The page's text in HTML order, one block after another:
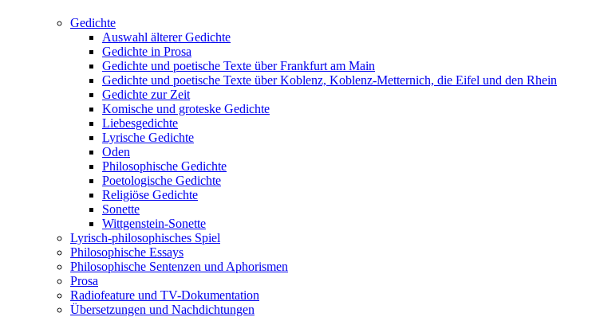
Gedichte
Auswahl älterer Gedichte
Gedichte in Prosa
Gedichte und poetische Texte über Frankfurt am Main
Gedichte und poetische Texte über Koblenz, Koblenz-Metternich, die Eifel und den Rhein
Gedichte zur Zeit
Komische und groteske Gedichte
Liebesgedichte
Lyrische Gedichte
Oden
Philosophische Gedichte
Poetologische Gedichte
Religiöse Gedichte
Sonette
Wittgenstein-Sonette
Lyrisch-philosophisches Spiel
Philosophische Essays
Philosophische Sentenzen und Aphorismen
Prosa
Radiofeature und TV-Dokumentation
Übersetzungen und Nachdichtungen